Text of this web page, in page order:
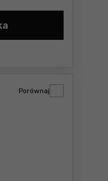
EZ SpeedClic
Porównaj